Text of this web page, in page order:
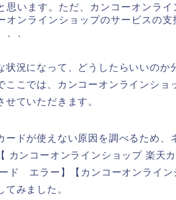
思います。ただ、カンコーオンラ
オンラインショップのサービスの
、、
状況になって、どうしたらいいのか
ここでは、カンコーオンラインショ
せていただきます。
ードが使えない原因を調べるため
カンコーオンラインショップ 楽天
ド エラー】【カンコーオンライ
てみました。